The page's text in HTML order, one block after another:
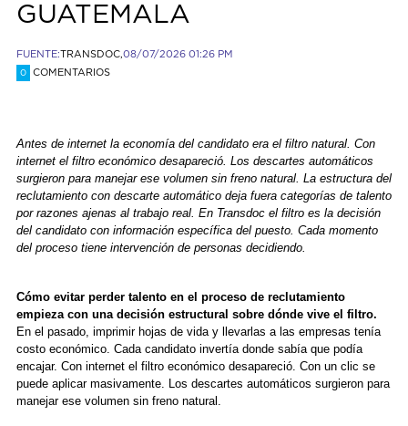
GUATEMALA
FUENTE:TRANSDOC,08/07/2026 01:26 PM
0 COMENTARIOS
Antes de internet la economía del candidato era el filtro natural. Con
internet el filtro económico desapareció. Los descartes automáticos
surgieron para manejar ese volumen sin freno natural. La estructura del
reclutamiento con descarte automático deja fuera categorías de talento
por razones ajenas al trabajo real. En Transdoc el filtro es la decisión
del candidato con información específica del puesto. Cada momento
del proceso tiene intervención de personas decidiendo.
Cómo evitar perder talento en el proceso de reclutamiento
empieza con una decisión estructural sobre dónde vive el filtro.
En el pasado, imprimir hojas de vida y llevarlas a las empresas tenía
costo económico. Cada candidato invertía donde sabía que podía
encajar. Con internet el filtro económico desapareció. Con un clic se
puede aplicar masivamente. Los descartes automáticos surgieron para
manejar ese volumen sin freno natural.